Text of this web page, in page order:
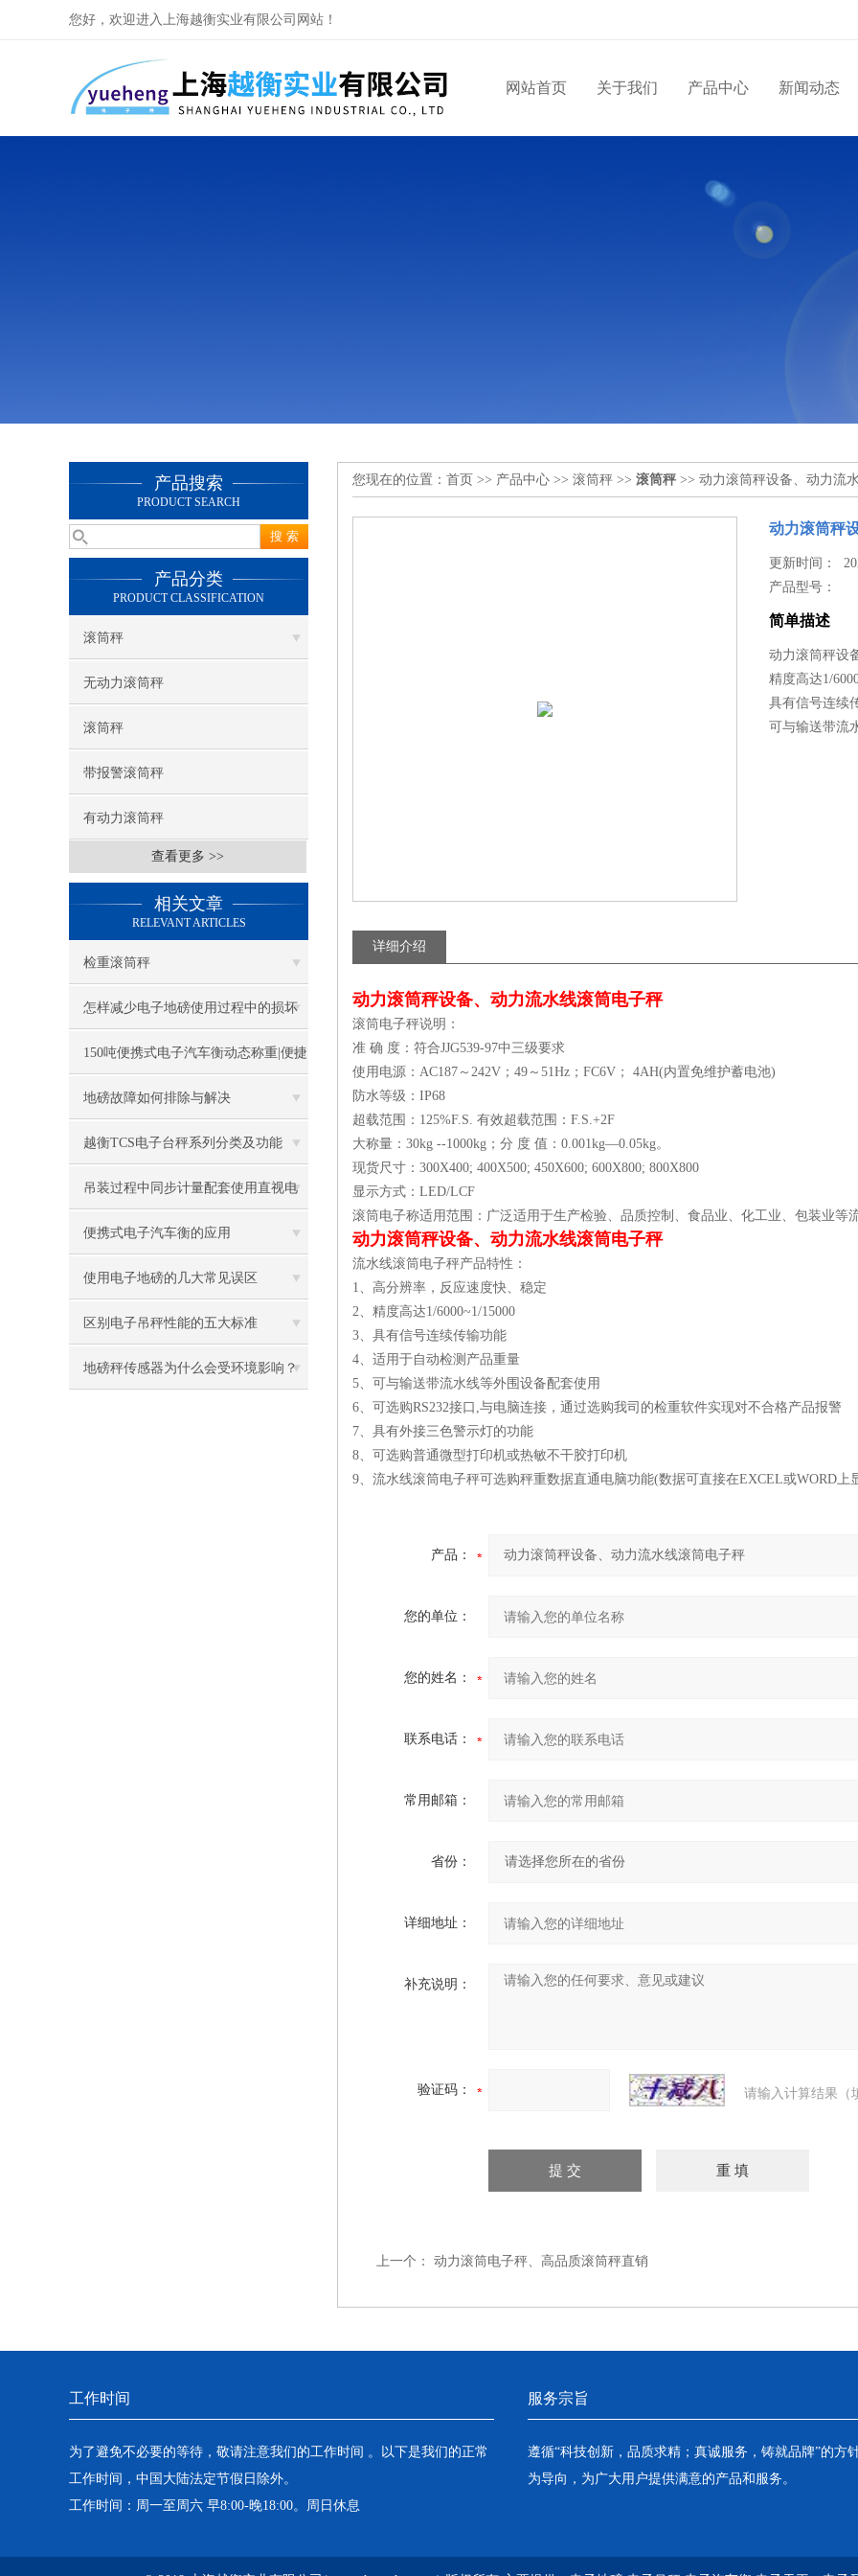
您好，欢迎进入上海越衡实业有限公司网站！
网站首页 关于我们 产品中心 新闻动态
产品搜索
PRODUCT SEARCH
产品分类
PRODUCT CLASSIFICATION
滚筒秤
无动力滚筒秤
滚筒秤
带报警滚筒秤
有动力滚筒秤
查看更多 >>
相关文章
RELEVANT ARTICLES
检重滚筒秤
怎样减少电子地磅使用过程中的损坏
率
150吨便携式电子汽车衡动态称重|便捷
式汽车衡动态介绍
地磅故障如何排除与解决
越衡TCS电子台秤系列分类及功能
吊装过程中同步计量配套使用直视电
子吊秤
便携式电子汽车衡的应用
使用电子地磅的几大常见误区
区别电子吊秤性能的五大标准
地磅秤传感器为什么会受环境影响？
您现在的位置： 首页 >> 产品中心 >> 滚筒秤 >> 滚筒秤 >> 动力滚筒秤设备、动力流
动力滚筒秤
更新时间：
产品型号：
简单描述
动力滚筒秤设
精度高达1/
具有信号连续
可与输送带流
详细介绍
动力滚筒秤设备、动力流水线滚筒电子秤
滚筒电子秤说明：
准 确 度：符合JJG539-97中三级要求
使用电源：AC187～242V；49～51Hz；FC6V； 4AH(内置免维护蓄电池)
防水等级：IP68
超载范围：125%F.S. 有效超载范围：F.S.+2F
大称量：30kg --1000kg；分 度 值：0.001kg—0.05kg。
现货尺寸：300X400; 400X500; 450X600; 600X800; 800X800
显示方式：LED/LCF
滚筒电子称适用范围：广泛适用于生产检验、品质控制、食品业、化工业、包装业等
动力滚筒秤设备、动力流水线滚筒电子秤
流水线滚筒电子秤产品特性：
1、高分辨率，反应速度快、稳定
2、精度高达1/6000~1/15000
3、具有信号连续传输功能
4、适用于自动检测产品重量
5、可与输送带流水线等外围设备配套使用
6、可选购RS232接口,与电脑连接，通过选购我司的检重软件实现对不合格产品报警
7、具有外接三色警示灯的功能
8、可选购普通微型打印机或热敏不干胶打印机
9、流水线滚筒电子秤可选购秤重数据直通电脑功能(数据可直接在EXCEL或WORD上
产品：
您的单位：
您的姓名：
联系电话：
常用邮箱：
省份：
详细地址：
补充说明：
验证码： 请输入计算结果（
上一个： 动力滚筒电子秤、高品质滚筒秤直销
工作时间
为了避免不必要的等待，敬请注意我们的工作时间 。以下是我们的正常
工作时间，中国大陆法定节假日除外。
工作时间：周一至周六 早8:00-晚18:00。周日休息
服务宗旨
遵循“科技创新，品质求精；真诚服务，铸就品牌”的方
为导向，为广大用户提供满意的产品和服务。